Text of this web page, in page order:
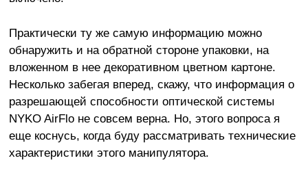
Практически ту же самую информацию можно
обнаружить и на обратной стороне упаковки, на
вложенном в нее декоративном цветном картоне.
Несколько забегая вперед, скажу, что информация о
разрешающей способности оптической системы
NYKO AirFlo не совсем верна. Но, этого вопроса я
еще коснусь, когда буду рассматривать технические
характеристики этого манипулятора.